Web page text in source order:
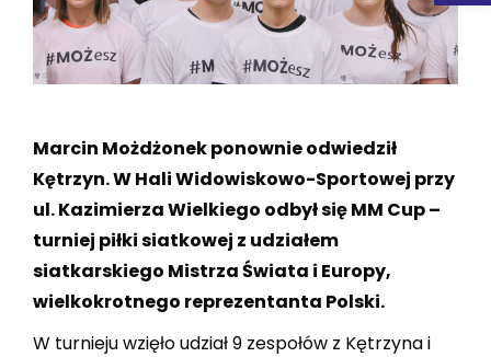
Marcin Możdżonek ponownie odwiedził
Kętrzyn. W Hali Widowiskowo-Sportowej przy
ul. Kazimierza Wielkiego odbył się MM Cup –
turniej piłki siatkowej z udziałem
siatkarskiego Mistrza Świata i Europy,
wielkokrotnego reprezentanta Polski.
W turnieju wzięło udział 9 zespołów z Kętrzyna i